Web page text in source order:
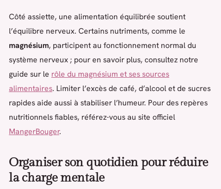
Côté assiette, une alimentation équilibrée soutient
l’équilibre nerveux. Certains nutriments, comme le
magnésium, participent au fonctionnement normal du
système nerveux ; pour en savoir plus, consultez notre
guide sur le rôle du magnésium et ses sources
alimentaires. Limiter l’excès de café, d’alcool et de sucres
rapides aide aussi à stabiliser l’humeur. Pour des repères
nutritionnels fiables, référez-vous au site officiel
MangerBouger.
Organiser son quotidien pour réduire
la charge mentale